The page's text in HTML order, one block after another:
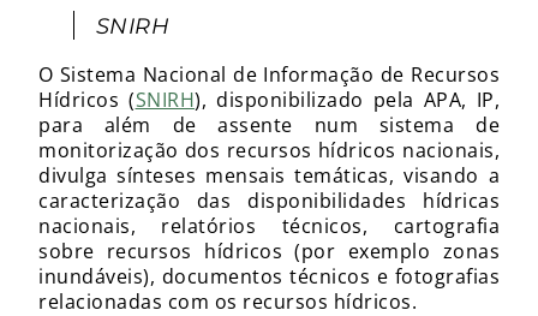
SNIRH
O Sistema Nacional de Informação de Recursos
Hídricos (SNIRH), disponibilizado pela APA, IP,
para além de assente num sistema de
monitorização dos recursos hídricos nacionais,
divulga sínteses mensais temáticas, visando a
caracterização das disponibilidades hídricas
nacionais, relatórios técnicos, cartografia
sobre recursos hídricos (por exemplo zonas
inundáveis), documentos técnicos e fotografias
relacionadas com os recursos hídricos.